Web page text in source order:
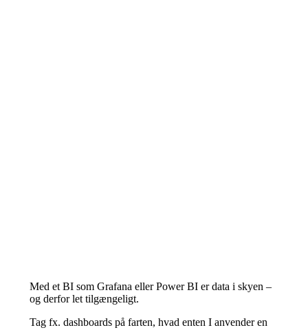
Med et BI som Grafana eller Power BI er data i skyen –
og derfor let tilgængeligt.
Tag fx. dashboards på farten, hvad enten I anvender en